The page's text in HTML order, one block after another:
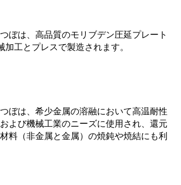
ぼは、高品質のモリブデン圧延プレート
加工とプレスで製造されます。
ぼは、希少金属の溶融において高温耐性
よび機械工業のニーズに使用され、還元
料（非金属と金属）の焼鈍や焼結にも利